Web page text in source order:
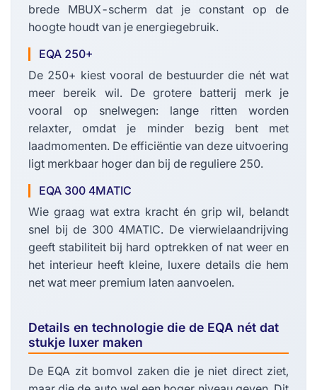
brede MBUX-scherm dat je constant op de
hoogte houdt van je energiegebruik.
EQA 250+
De 250+ kiest vooral de bestuurder die nét wat
meer bereik wil. De grotere batterij merk je
vooral op snelwegen: lange ritten worden
relaxter, omdat je minder bezig bent met
laadmomenten. De efficiëntie van deze uitvoering
ligt merkbaar hoger dan bij de reguliere 250.
EQA 300 4MATIC
Wie graag wat extra kracht én grip wil, belandt
snel bij de 300 4MATIC. De vierwielaandrijving
geeft stabiliteit bij hard optrekken of nat weer en
het interieur heeft kleine, luxere details die hem
net wat meer premium laten aanvoelen.
Details en technologie die de EQA nét dat
stukje luxer maken
De EQA zit bomvol zaken die je niet direct ziet,